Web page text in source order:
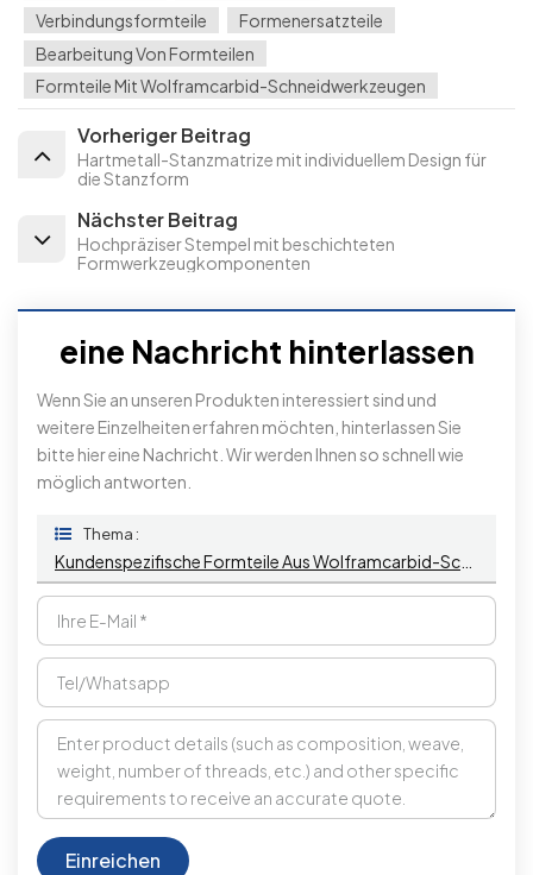
Verbindungsformteile
Formenersatzteile
Bearbeitung Von Formteilen
Formteile Mit Wolframcarbid-Schneidwerkzeugen
Vorheriger Beitrag
Hartmetall-Stanzmatrize mit individuellem Design für
die Stanzform
Nächster Beitrag
Hochpräziser Stempel mit beschichteten
Formwerkzeugkomponenten
eine Nachricht hinterlassen
Wenn Sie an unseren Produkten interessiert sind und
weitere Einzelheiten erfahren möchten, hinterlassen Sie
bitte hier eine Nachricht. Wir werden Ihnen so schnell wie
möglich antworten.
Thema :
Einreichen